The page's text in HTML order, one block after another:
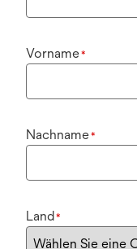
Vorname*
Nachname*
Land*